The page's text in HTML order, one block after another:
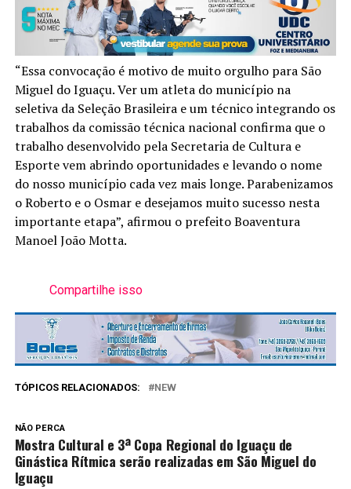
“Essa convocação é motivo de muito orgulho para São
Miguel do Iguaçu. Ver um atleta do município na
seletiva da Seleção Brasileira e um técnico integrando os
trabalhos da comissão técnica nacional confirma que o
trabalho desenvolvido pela Secretaria de Cultura e
Esporte vem abrindo oportunidades e levando o nome
do nosso município cada vez mais longe. Parabenizamos
o Roberto e o Osmar e desejamos muito sucesso nesta
importante etapa”, afirmou o prefeito Boaventura
Manoel João Motta.
Compartilhe isso
TÓPICOS RELACIONADOS: NEW
NÃO PERCA
Mostra Cultural e 3ª Copa Regional do Iguaçu de
Ginástica Rítmica serão realizadas em São Miguel do
Iguaçu